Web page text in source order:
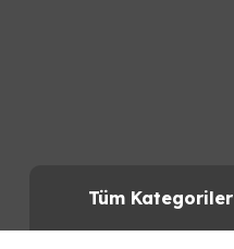
Tüm Kategoriler